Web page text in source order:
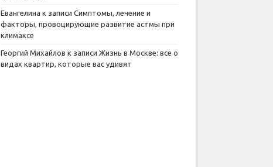
Евангелина к записи Симптомы, лечение и
факторы, провоцирующие развитие астмы при
климаксе
Георгий Михайлов к записи Жизнь в Москве: все о
видах квартир, которые вас удивят